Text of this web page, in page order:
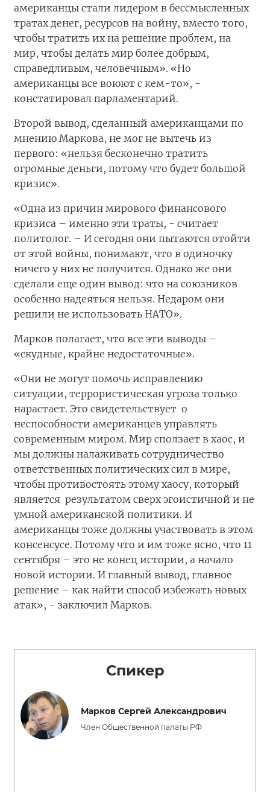
американцы стали лидером в бессмысленных
тратах денег, ресурсов на войну, вместо того,
чтобы тратить их на решение проблем, на
мир, чтобы делать мир более добрым,
справедливым, человечным». «Но
американцы все воюют с кем-то», -
констатировал парламентарий.
Второй вывод, сделанный американцами по
мнению Маркова, не мог не вытечь из
первого: «нельзя бесконечно тратить
огромные деньги, потому что будет большой
кризис».
«Одна из причин мирового финансового
кризиса – именно эти траты, - считает
политолог. – И сегодня они пытаются отойти
от этой войны, понимают, что в одиночку
ничего у них не получится. Однако же они
сделали еще один вывод: что на союзников
особенно надеяться нельзя. Недаром они
решили не использовать НАТО».
Марков полагает, что все эти выводы –
«скудные, крайне недостаточные».
«Они не могут помочь исправлению
ситуации, террористическая угроза только
нарастает. Это свидетельствует о
неспособности американцев управлять
современным миром. Мир сползает в хаос, и
мы должны налаживать сотрудничество
ответственных политических сил в мире,
чтобы противостоять этому хаосу, который
является результатом сверх эгоистичной и не
умной американской политики. И
американцы тоже должны участвовать в этом
консенсусе. Потому что и им тоже ясно, что 11
сентября – это не конец истории, а начало
новой истории. И главный вывод, главное
решение – как найти способ избежать новых
атак», - заключил Марков.
Спикер
Марков Сергей Александрович
Член Общественной палаты РФ